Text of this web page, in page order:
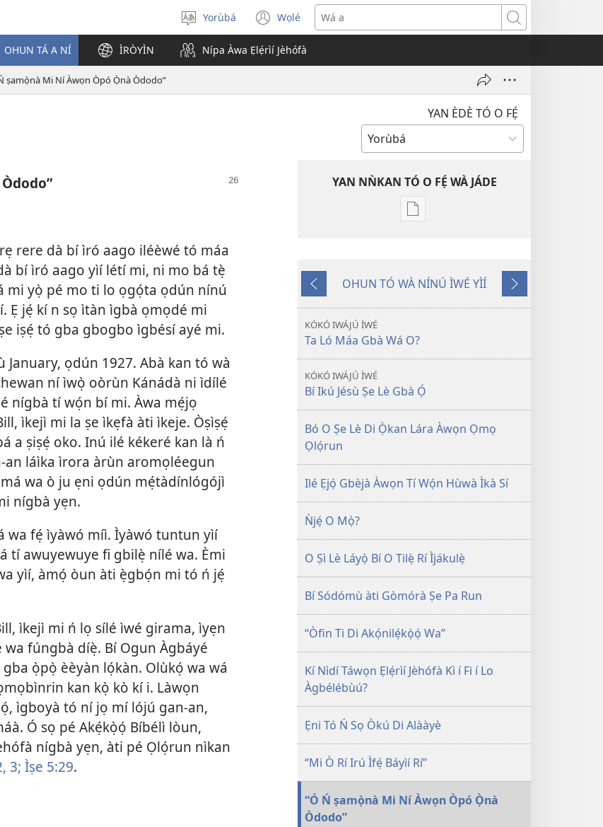
Yan
èdè
Yorùbá Wọlé
(opens
new
window)
Wá
a
OHUN TÁ A NÍ ÌRÒYÌN Nípa Àwa Ẹlẹ́rìí Jèhófà
ṣamọ̀nà Mi Ní Àwọn Òpó Ọ̀nà Òdodo”
YAN ÈDÈ TÓ O FẸ́
rere dà bí ìró aago iléèwé tó máa
bí ìró aago yìí létí mi, ni mo bá tẹ̀
mi yọ̀ pé mo ti lo ọgọ́ta ọdún nínú
Ẹ jẹ́ kí n sọ ìtàn ìgbà ọmọdé mi
iṣẹ́ tó gba gbogbo ìgbésí ayé mi.
ọdún 1927. Abà kan tó wà
ní ìwọ̀ oòrùn Kánádà ni ìdílé
nígbà tí wọ́n bí mi. Àwa mẹ́jọ
ìkejì mi la ṣe ìkẹfà àti ìkeje. Òṣìṣẹ́
a ṣiṣẹ́ oko. Inú ilé kékeré kan là ń
an láìka ìrora àrùn aromọléegun
wa ò ju ẹni ọdún mẹ́tàdínlógójì
nígbà yẹn.
wa fẹ́ ìyàwó míì. Ìyàwó tuntun yìí
tí awuyewuye fi gbilẹ̀ nílé wa. Èmi
yìí, àmọ́ òun àti ẹ̀gbọ́n mi tó ń jẹ́
ìkejì mi ń lọ sílé ìwé girama, ìyẹn
fúngbà díẹ̀. Bí Ogun Àgbáyé
ọ̀pọ̀ èèyàn lọ́kàn. Olùkọ́ wa wá
kan kọ̀ kò kí i. Làwọn
ìgboyà tó ní jọ mí lójú gan-an,
Ó sọ pé Akẹ́kọ̀ọ́ Bíbélì lòun,
nígbà yẹn, àti pé Ọlọ́run nìkan
3; Ìṣe 5:29.
YAN NǸKAN TÓ O FẸ́ WÀ JÁDE
Bó
wa
ILÉ
Pa
Dà
OHUN TÓ WÀ NÍNÚ ÌWÉ YÌÍ
Èyí
Tó
KÓKÓ IWÁJÚ ÌWÉ
Ta Ló Máa Gbà Wá O?
KÓKÓ IWÁJÚ ÌWÉ
Bí Ikú Jésù Ṣe Lè Gbà Ọ́
Bó O Ṣe Lè Di Ọ̀kan Lára Àwọn Ọmọ
Ọlọ́run
Ilé Ẹjọ́ Gbèjà Àwọn Tí Wọ́n Hùwà Ìkà Sí
Ǹjẹ́ O Mọ̀?
O Ṣì Lè Láyọ̀ Bí O Tilẹ̀ Rí Ìjákulẹ̀
Bí Sódómù àti Gòmórà Ṣe Pa Run
“Òfin Ti Di Akọ́nilẹ́kọ̀ọ́ Wa”
Kí Nìdí Táwọn Ẹlẹ́rìí Jèhófà Kì í Fi í Lo
Àgbélébùú?
Ẹni Tó Ń Sọ Òkú Di Alààyè
“Mi Ò Rí Irú Ìfẹ́ Báyìí Rí”
“Ó Ń ṣamọ̀nà Mi Ní Àwọn Òpó Ọ̀nà
Òdodo”